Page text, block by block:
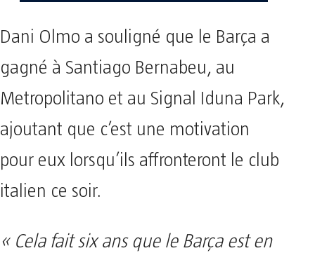
Dani Olmo a souligné que le Barça a
gagné à Santiago Bernabeu, au
Metropolitano et au Signal Iduna Park,
ajoutant que c’est une motivation
pour eux lorsqu’ils affronteront le club
italien ce soir.
« Cela fait six ans que le Barça est en